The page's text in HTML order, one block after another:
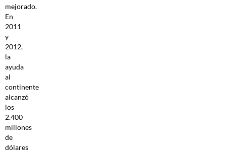
mejorado.
En
2011
y
2012,
la
ayuda
al
continente
alcanzó
los
2.400
millones
de
dólares